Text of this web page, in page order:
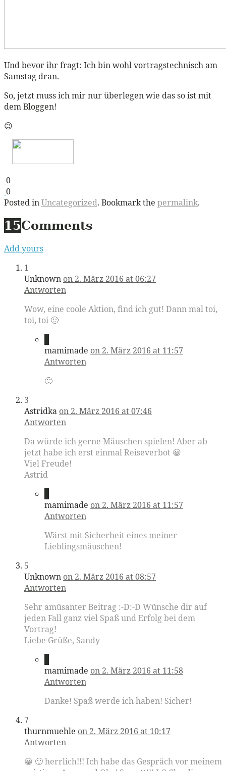
Und bevor ihr fragt: Ich bin wohl vortragstechnisch am
Samstag dran.
So, jetzt muss ich mir nur überlegen wie das so ist mit
dem Bloggen!
😉
0
0
Posted inUncategorized. Bookmark the permalink.
15Comments
Add yours
1
Unknown on 2. März 2016 at 06:27
Antworten
Wow, eine coole Aktion, find ich gut! Dann mal toi,
toi, toi 🙂
mamimade on 2. März 2016 at 11:57
Antworten
🙂
3
Astridka on 2. März 2016 at 07:46
Antworten
Da würde ich gerne Mäuschen spielen! Aber ab
jetzt habe ich erst einmal Reiseverbot 😀
Viel Freude!
Astrid
mamimade on 2. März 2016 at 11:57
Antworten
Wärst mit Sicherheit eines meiner
Lieblingsmäuschen!
5
Unknown on 2. März 2016 at 08:57
Antworten
Sehr amüsanter Beitrag :-D:-D Wünsche dir auf
jeden Fall ganz viel Spaß und Erfolg bei dem
Vortrag!
Liebe Grüße, Sandy
mamimade on 2. März 2016 at 11:58
Antworten
Danke! Spaß werde ich haben! Sicher!
7
thurnmuehle on 2. März 2016 at 10:17
Antworten
😀 🙂 herrlich!!! Ich habe das Gespräch vor meinem